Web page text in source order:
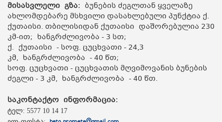
მისასვლელი გზა: ბუნების ძეგლთან ყველაზე
ახლომდებარე მსხვილი დასახლებული პუნქტია ქ.
ქუთაისი. თბილისიდან ქუთაისი დაშორებულია 230
კმ-ით; ხანგრძლივობა - 3 სთ;
ქ. ქუთაისი - სოფ. ცუცხვათი - 24,3
კმ, ხანგრძლივობა - 40 წთ;
სოფ. ცუცხვათი - ცუცხვათის მღვიმოვანის ბუნების
ძეგლი - 3 კმ, ხანგრძლივობა - 40 წთ.
საკონტაქტო ინფორმაცია:
ტელ: 5577 10 14 17